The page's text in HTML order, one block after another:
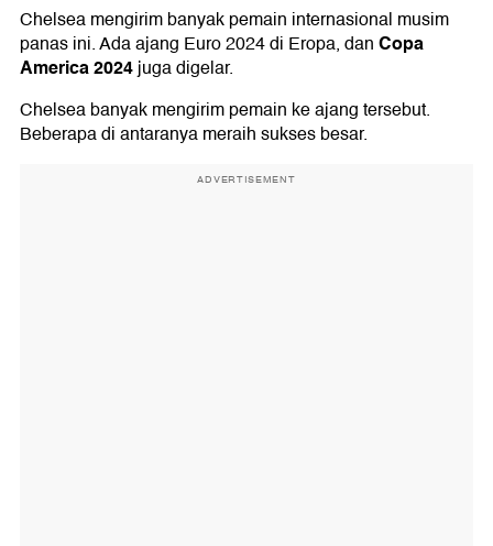
Chelsea mengirim banyak pemain internasional musim
panas ini. Ada ajang Euro 2024 di Eropa, danCopa
America 2024juga digelar.
Chelsea banyak mengirim pemain ke ajang tersebut.
Beberapa di antaranya meraih sukses besar.
ADVERTISEMENT